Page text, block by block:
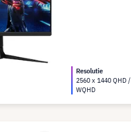
Resolutie
2560 x 1440 QHD /
WQHD